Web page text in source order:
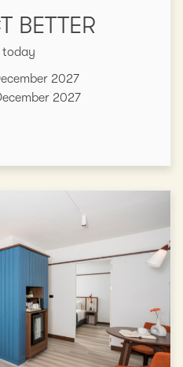
BETTER
today
2027
2027